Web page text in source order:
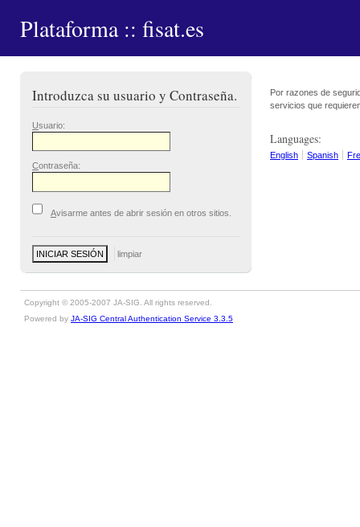
Plataforma :: fisat.es
Introduzca su usuario y Contraseña.
Usuario:
Contraseña:
Avisarme antes de abrir sesión en otros sitios.
Por razones de
servicios que
Languages:
English Spanish
Copyright © 2005-2007 JA-SIG. All rights reserved.
Powered by JA-SIG Central Authentication Service 3.3.5